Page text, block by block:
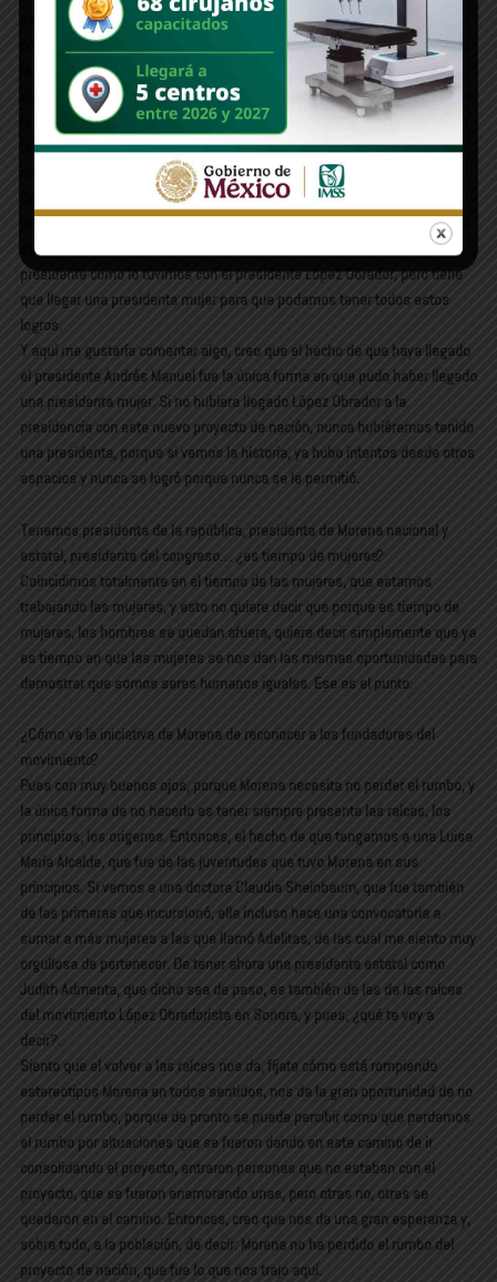
exige que se le diga presidenta con a, sino también sube a nivel
constitucional el tema de la igualdad sustantiva, en donde es reconocida
la mujer por ser persona, o sea, en eso se consiste la igualdad
sustantiva, en que no eres mujer, no eres hombre, eres persona, y tienes
la misma dignidad.Y en ese sentido, se reconozca al mismo esfuerzo en
la misma recompensa, hablando de homologación de sueldos, de
derechos, a decidir, etcétera.
Esa parte creo que no se hubiera logrado si no tuviéramos una
presidenta, porque ahora sí, como dice el dicho, nadie sabe lo que trae el
saco, más quien lo trae a cuesta. Hubiéramos podido tener un excelente
presidente como lo tuvimos con el presidente López Obrador, pero tiene
que llegar una presidenta mujer para que podamos tener todos estos
logros.
Y aquí me gustaría comentar algo, creo que el hecho de que haya llegado
el presidente Andrés Manuel fue la única forma en que pudo haber llegado
una presidenta mujer. Si no hubiera llegado López Obrador a la
presidencia con este nuevo proyecto de nación, nunca hubiéramos tenido
una presidenta, porque si vemos la historia, ya hubo intentos desde otros
espacios y nunca se logró porque nunca se le permitió.
Tenemos presidenta de la república, presidenta de Morena nacional y
estatal, presidenta del congreso… ¿es tiempo de mujeres?
Coincidimos totalmente en el tiempo de las mujeres, que estamos
trabajando las mujeres, y esto no quiere decir que porque es tiempo de
mujeres, los hombres se quedan afuera, quiere decir simplemente que ya
es tiempo en que las mujeres se nos dan las mismas oportunidades para
demostrar que somos seres humanos iguales. Ese es el punto.
¿Cómo ve la iniciativa de Morena de reconocer a los fundadores del
movimiento?
Pues con muy buenos ojos, porque Morena necesita no perder el rumbo, y
la única forma de no hacerlo es tener siempre presente las raíces, los
principios, los orígenes. Entonces, el hecho de que tengamos a una Luisa
María Alcalde, que fue de las juventudes que tuvo Morena en sus
principios. Si vemos a una doctora Claudia Sheinbaum, que fue también
de las primeras que incursionó, ella incluso hace una convocatoria a
sumar a más mujeres a las que llamó Adelitas, de las cual me siento muy
orgullosa de pertenecer. De tener ahora una presidenta estatal como
Judith Admenta, que dicho sea de paso, es también de las de las raíces
del movimiento López Obradorista en Sonora, y pues, ¿qué te voy a
decir?.
Siento que el volver a las raíces nos da, fíjate cómo está rompiendo
estereotipos Morena en todos sentidos, nos da la gran oportunidad de no
perder el rumbo, porque de pronto se puede percibir como que perdemos
el rumbo por situaciones que se fueron dando en este camino de ir
consolidando el proyecto, entraron personas que no estaban con el
proyecto, que se fueron enamorando unas, pero otras no, otras se
quedaron en el camino. Entonces, creo que nos da una gran esperanza y,
sobre todo, a la población, de decir: Morena no ha perdido el rumbo del
proyecto de nación, que fue lo que nos trajo aquí.